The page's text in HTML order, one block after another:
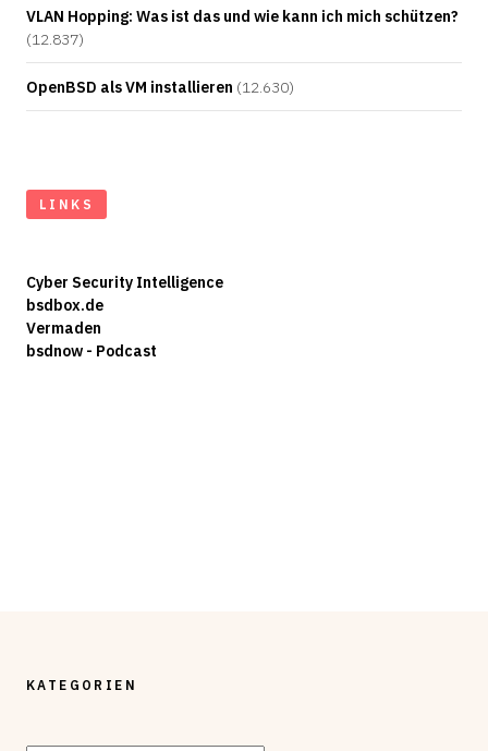
VLAN Hopping: Was ist das und wie kann ich mich schützen?
(12.837)
OpenBSD als VM installieren (12.630)
LINKS
Cyber Security Intelligence
bsdbox.de
Vermaden
bsdnow - Podcast
KATEGORIEN